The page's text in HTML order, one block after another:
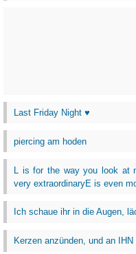
Last Friday Night ♥
piercing am hoden
L is for the way you look at
very extraordinaryE is even
Ich schaue ihr in die Augen,
Kerzen anzünden, und an